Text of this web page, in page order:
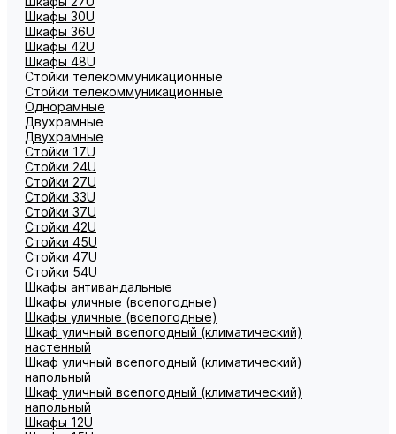
Шкафы 30U
Шкафы 36U
Шкафы 42U
Шкафы 48U
Стойки телекоммуникационные
Стойки телекоммуникационные
Однорамные
Двухрамные
Двухрамные
Стойки 17U
Стойки 24U
Стойки 27U
Стойки 33U
Стойки 37U
Стойки 42U
Стойки 45U
Стойки 47U
Стойки 54U
Шкафы антивандальные
Шкафы уличные (всепогодные)
Шкафы уличные (всепогодные)
Шкаф уличный всепогодный (климатический)
настенный
Шкаф уличный всепогодный (климатический)
напольный
Шкаф уличный всепогодный (климатический)
напольный
Шкафы 12U